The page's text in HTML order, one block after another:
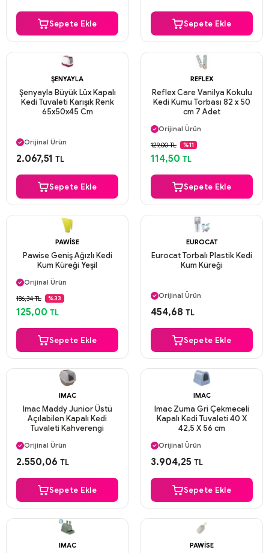
Sepete Ekle Sepete Ekle
ŞENYAYLA
Şenyayla Büyük Lüx Kapalı
Kedi Tuvaleti Karışık Renk
65x50x45 Cm
Orijinal Ürün
Güvenli Ödeme
2.067,51 TL
Sepete Ekle
REFLEX
Reflex Care Vanilya Kokulu
Kedi Kumu Torbası 82 x 50
cm 7 Adet
Aynı Gün Kargo
Orijinal Ürün
Güvenli Ödeme
Aynı Gün Kargo
129,00 TL %11
114,50 TL
Sepete Ekle
PAWISE
Pawise Geniş Ağızlı Kedi
Kum Küreği Yeşil
Aynı Gün Kargo
Orijinal Ürün
Güvenli Ödeme
Aynı Gün Kargo
186,34 TL %33
125,00 TL
Sepete Ekle
EUROCAT
Eurocat Torbalı Plastik Kedi
Kum Küreği
Orijinal Ürün
Güvenli Ödeme
454,68 TL
Sepete Ekle
IMAC
Imac Maddy Junior Üstü
Açılabilen Kapalı Kedi
Tuvaleti Kahverengi
Aynı Gün Kargo
Orijinal Ürün
Güvenli Ödeme
2.550,06 TL
Sepete Ekle
IMAC
Imac Zuma Gri Çekmeceli
Kapalı Kedi Tuvaleti 40 X
42,5 X 56 cm
Aynı Gün Kargo
Orijinal Ürün
Güvenli Ödeme
3.904,25 TL
Sepete Ekle
IMAC PAWISE